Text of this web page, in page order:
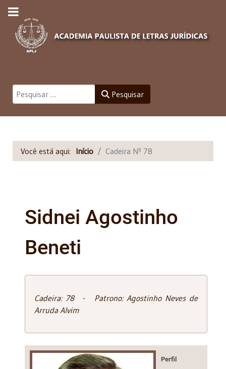
Pesquisar Pesquisar
Você está aqui: Início Cadeira Nº 78
Sidnei Agostinho
Beneti
Cadeira: 78 - Patrono: Agostinho Neves de
Arruda Alvim
Perfil